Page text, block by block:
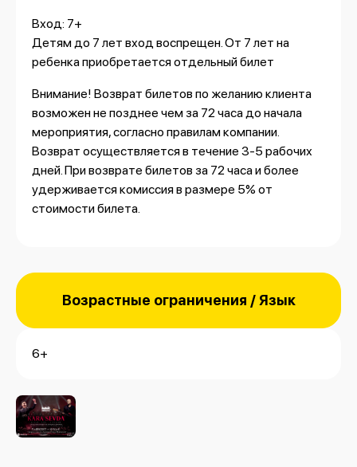
Вход: 7+
Детям до 7 лет вход воспрещен. От 7 лет на
ребенка приобретается отдельный билет
Внимание! Возврат билетов по желанию клиента
возможен не позднее чем за 72 часа до начала
мероприятия, согласно правилам компании.
Возврат осуществляется в течение 3-5 рабочих
дней. При возврате билетов за 72 часа и более
удерживается комиссия в размере 5% от
стоимости билета.
Возрастные ограничения / Язык
6+